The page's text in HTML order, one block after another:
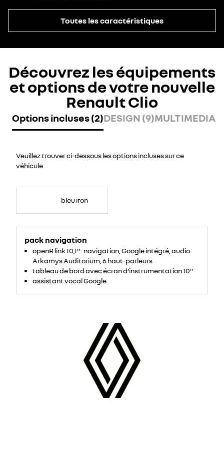
Toutes les caractéristiques
Découvrez les équipements
et options de votre nouvelle
Renault Clio
Options incluses (2)DESIGN (9)MULTIMEDIA
Veuillez trouver ci-dessous les options incluses sur ce
véhicule
bleu iron
pack navigation
openR link 10,1'' : navigation, Google intégré, audio
Arkamys Auditorium, 6 haut-parleurs
tableau de bord avec écran d’instrumentation 10''
assistant vocal Google